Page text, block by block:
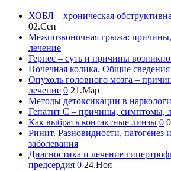
ХОБЛ – хроническая
02.Сен
Межпозвоночная грыжа: причины,
лечение
Герпес – суть и причины
Почечная колика. Общие сведения
Опухоль головного мозга –
лечение 0 21.Мар
Методы детоксикации в
Гепатит С – причины, симптомы,
Как выбрать контактные линзы 0
Ринит. Разновидности, патогенез
заболевания
Диагностика и лечение
предсердия 0 24.Ноя